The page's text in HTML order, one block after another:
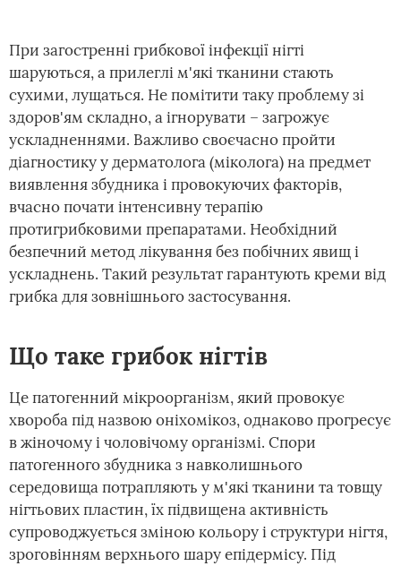
При загостренні грибкової інфекції нігті
шаруються, а прилеглі м'які тканини стають
сухими, лущаться. Не помітити таку проблему зі
здоров'ям складно, а ігнорувати – загрожує
ускладненнями. Важливо своєчасно пройти
діагностику у дерматолога (міколога) на предмет
виявлення збудника і провокуючих факторів,
вчасно почати інтенсивну терапію
протигрибковими препаратами. Необхідний
безпечний метод лікування без побічних явищ і
ускладнень. Такий результат гарантують креми від
грибка для зовнішнього застосування.
Що таке грибок нігтів
Це патогенний мікроорганізм, який провокує
хвороба під назвою оніхомікоз, однаково прогресує
в жіночому і чоловічому організмі. Спори
патогенного збудника з навколишнього
середовища потрапляють у м'які тканини та товщу
нігтьових пластин, їх підвищена активність
супроводжується зміною кольору і структури нігтя,
зроговінням верхнього шару епідермісу. Під